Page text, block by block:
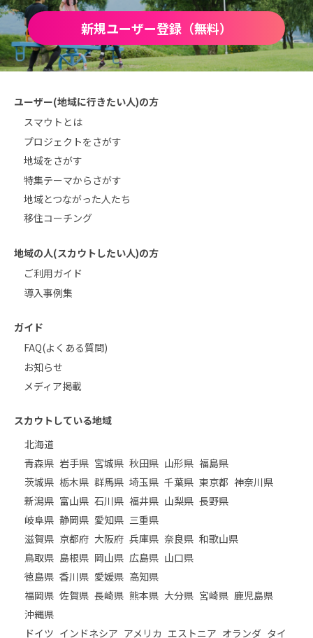
新規ユーザー登録（無料）
ユーザー(地域に行きたい人)の方
スマウトとは
プロジェクトをさがす
地域をさがす
特集テーマからさがす
地域とつながった人たち
移住コーチング
地域の人(スカウトしたい人)の方
ご利用ガイド
導入事例集
ガイド
FAQ(よくある質問)
お知らせ
メディア掲載
スカウトしている地域
北海道
青森県 岩手県 宮城県 秋田県 山形県 福島県
茨城県 栃木県 群馬県 埼玉県 千葉県 東京都 神奈川県
新潟県 富山県 石川県 福井県 山梨県 長野県
岐阜県 静岡県 愛知県 三重県
滋賀県 京都府 大阪府 兵庫県 奈良県 和歌山県
鳥取県 島根県 岡山県 広島県 山口県
徳島県 香川県 愛媛県 高知県
福岡県 佐賀県 長崎県 熊本県 大分県 宮崎県 鹿児島県
沖縄県
ドイツ インドネシア アメリカ エストニア オランダ タイ